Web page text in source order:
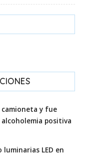
y fue
positiva
LED en